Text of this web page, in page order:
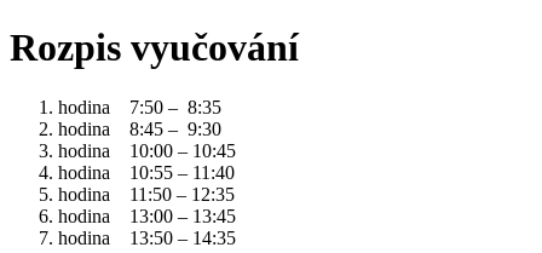
Rozpis vyučování
hodina 7:50 – 8:35
hodina 8:45 – 9:30
hodina 10:00 – 10:45
hodina 10:55 – 11:40
hodina 11:50 – 12:35
hodina 13:00 – 13:45
hodina 13:50 – 14:35